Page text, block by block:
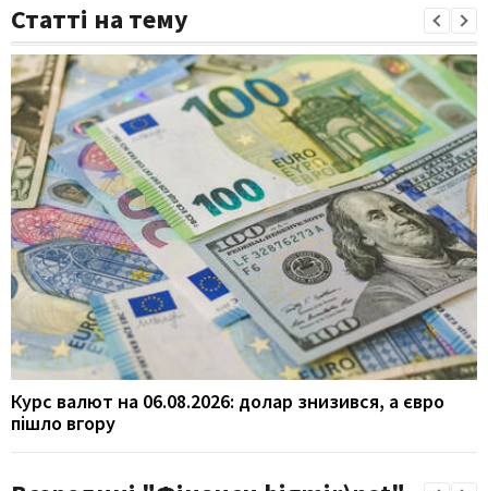
Статті на тему
Курс валют на 06.08.2026: долар знизився, а євро
пішло вгору